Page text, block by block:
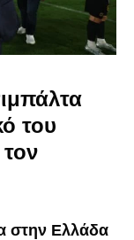
του
στην Ελλάδα